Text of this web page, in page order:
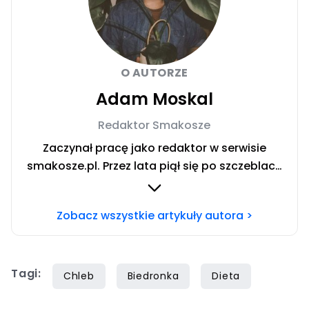
O AUTORZE
Adam Moskal
Redaktor Smakosze
Zaczynał pracę jako redaktor w serwisie
smakosze.pl. Przez lata piął się po szczeblach
przez stanowiska wydawnicze, w serwisach
oraz papilot.pl. Przez ponad rok dbał o serwis
siedem lat, lecz gotowaniem i pisaniem o
Zobacz wszystkie artykuły autora >
Tagi: Chleb Biedronka Dieta